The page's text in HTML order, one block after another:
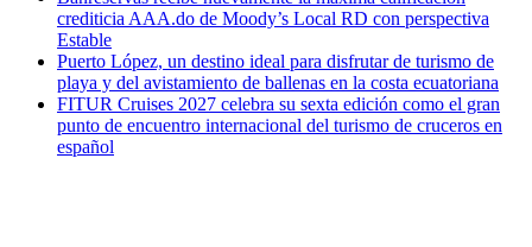
crediticia AAA.do de Moody’s Local RD con perspectiva
Estable
Puerto López, un destino ideal para disfrutar de turismo de
playa y del avistamiento de ballenas en la costa ecuatoriana
FITUR Cruises 2027 celebra su sexta edición como el gran
punto de encuentro internacional del turismo de cruceros en
español